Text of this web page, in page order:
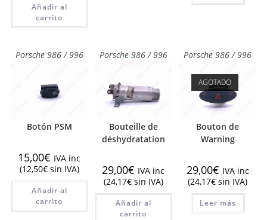
Añadir al
carrito
Porsche 986 / 996
Botón PSM
15,00€ IVA inc
(12,50€sin IVA)
Añadir al
carrito
Porsche 986 / 996
Bouteille de
déshydratation
29,00€ IVA inc
(24,17€sin IVA)
Añadir al
carrito
Porsche 986 / 996
AGOTADO
Bouton de
Warning
29,00€ IVA inc
(24,17€ sin IVA)
Leer más